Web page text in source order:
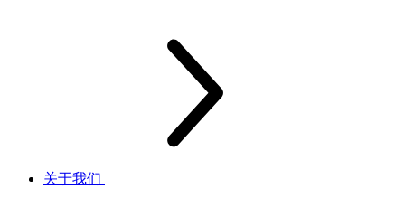
关于我们